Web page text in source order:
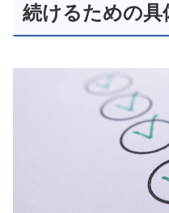
続けるための具